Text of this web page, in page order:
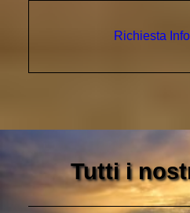
Richiesta
Tutti i